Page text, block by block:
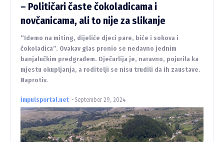
– Političari časte čokoladicama i
novčanicama, ali to nije za slikanje
“Idemo na miting, dijeliće djeci pare, biće i sokova i
čokoladica”. Ovakav glas pronio se nedavno jednim
banjalučkim predgrađem. Dječurlija je, naravno, pojurila ka
mjestu okupljanja, a roditelji se nisu trudili da ih zaustave.
Naprotiv.
impulsportal.net - September 29, 2024